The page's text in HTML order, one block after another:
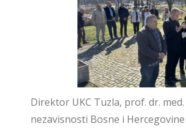
Direktor UKC Tuzla, prof. dr.
nezavisnosti Bosne i